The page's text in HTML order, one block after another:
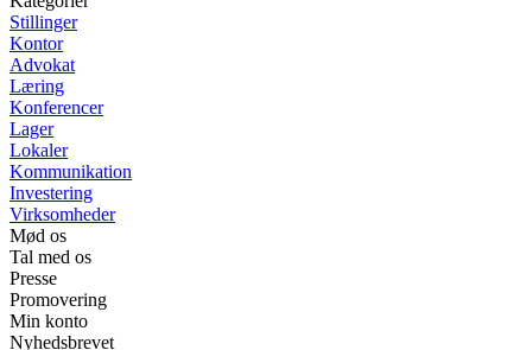
Stillinger
Kontor
Advokat
Læring
Konferencer
Lager
Lokaler
Kommunikation
Investering
Virksomheder
Mød os
Tal med os
Presse
Promovering
Min konto
Nyhedsbrevet